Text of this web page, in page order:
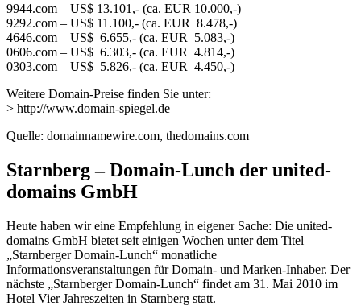
9944.com – US$ 13.101,- (ca. EUR 10.000,-)
9292.com – US$ 11.100,- (ca. EUR 8.478,-)
4646.com – US$ 6.655,- (ca. EUR 5.083,-)
0606.com – US$ 6.303,- (ca. EUR 4.814,-)
0303.com – US$ 5.826,- (ca. EUR 4.450,-)
Weitere Domain-Preise finden Sie unter:
> http://www.domain-spiegel.de
Quelle: domainnamewire.com, thedomains.com
Starnberg – Domain-Lunch der united-
domains GmbH
Heute haben wir eine Empfehlung in eigener Sache: Die united-
domains GmbH bietet seit einigen Wochen unter dem Titel
„Starnberger Domain-Lunch“ monatliche
Informationsveranstaltungen für Domain- und Marken-Inhaber. Der
nächste „Starnberger Domain-Lunch“ findet am 31. Mai 2010 im
Hotel Vier Jahreszeiten in Starnberg statt.